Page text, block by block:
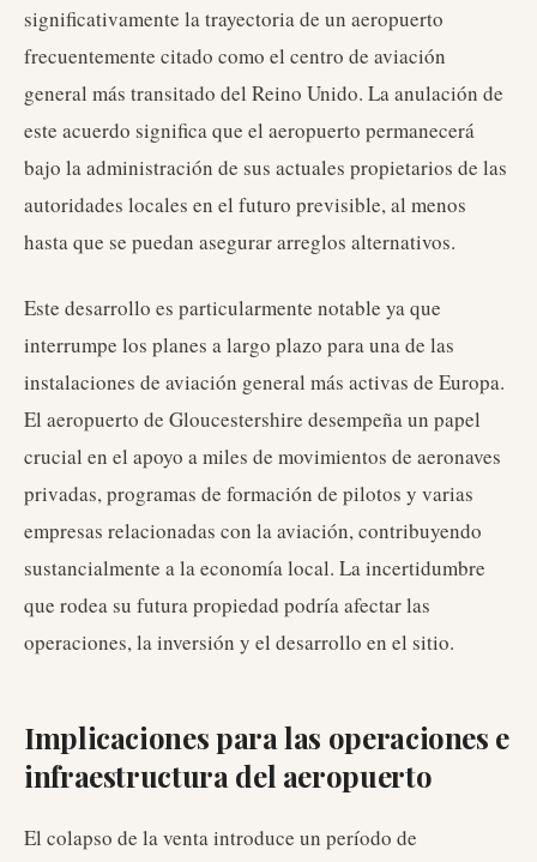
significativamente la trayectoria de un aeropuerto
frecuentemente citado como el centro de aviación
general más transitado del Reino Unido. La anulación de
este acuerdo significa que el aeropuerto permanecerá
bajo la administración de sus actuales propietarios de las
autoridades locales en el futuro previsible, al menos
hasta que se puedan asegurar arreglos alternativos.
Este desarrollo es particularmente notable ya que
interrumpe los planes a largo plazo para una de las
instalaciones de aviación general más activas de Europa.
El aeropuerto de Gloucestershire desempeña un papel
crucial en el apoyo a miles de movimientos de aeronaves
privadas, programas de formación de pilotos y varias
empresas relacionadas con la aviación, contribuyendo
sustancialmente a la economía local. La incertidumbre
que rodea su futura propiedad podría afectar las
operaciones, la inversión y el desarrollo en el sitio.
Implicaciones para las operaciones e
infraestructura del aeropuerto
El colapso de la venta introduce un período de